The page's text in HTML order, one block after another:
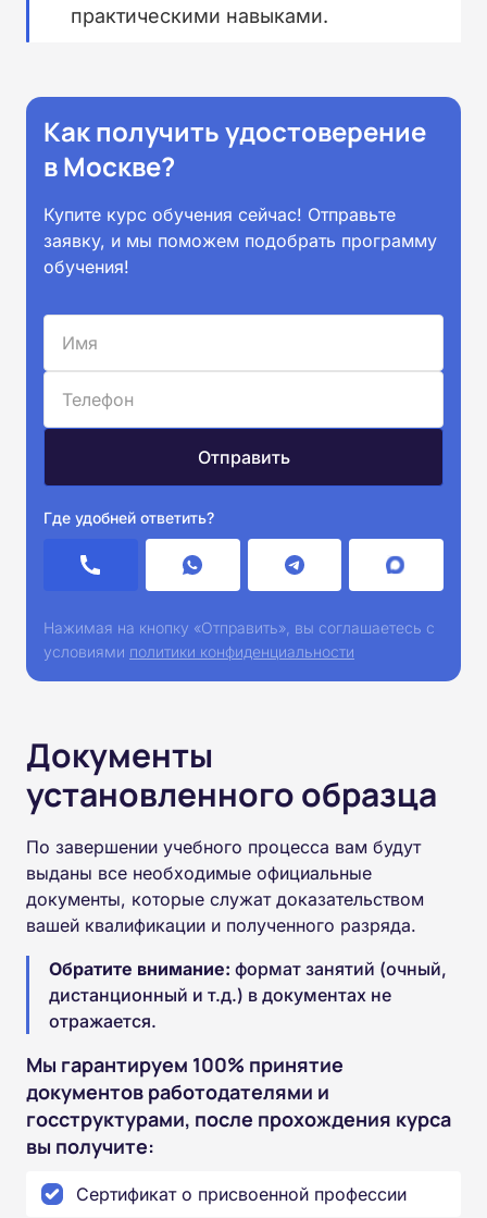
практическими навыками.
Как получить удостоверение
в Москве?
Купите курс обучения сейчас! Отправьте
заявку, и мы поможем подобрать программу
обучения!
Где удобней ответить?
Нажимая на кнопку «Отправить», вы соглашаетесь с
условиями политики конфиденциальности
Документы
установленного образца
По завершении учебного процесса вам будут
выданы все необходимые официальные
документы, которые служат доказательством
вашей квалификации и полученного разряда.
Обратите внимание: формат занятий (очный,
дистанционный и т.д.) в документах не
отражается.
Мы гарантируем 100% принятие
документов работодателями и
госструктурами, после прохождения курса
вы получите:
Сертификат о присвоенной профессии